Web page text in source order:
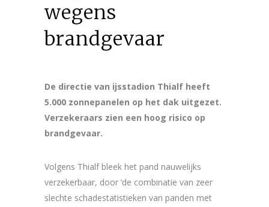
wegens
brandgevaar
De directie van ijsstadion Thialf heeft
5.000 zonnepanelen op het dak uitgezet.
Verzekeraars zien een hoog risico op
brandgevaar.
Volgens Thialf bleek het pand nauwelijks
verzekerbaar, door ‘de combinatie van zeer
slechte schadestatistieken van panden met